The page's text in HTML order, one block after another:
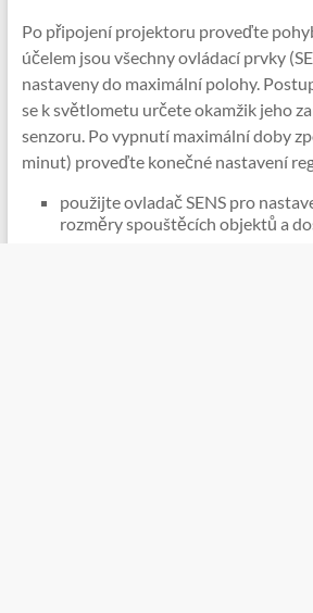
Po připojení projektoru proveďte
účelem jsou všechny ovládací prvky
nastaveny do maximální polohy.
se k světlometu určete okamžik jeho
senzoru. Po vypnutí maximální doby
minut) proveďte konečné nastavení
použijte ovladač SENS pro
rozměry spouštěcích objektů a